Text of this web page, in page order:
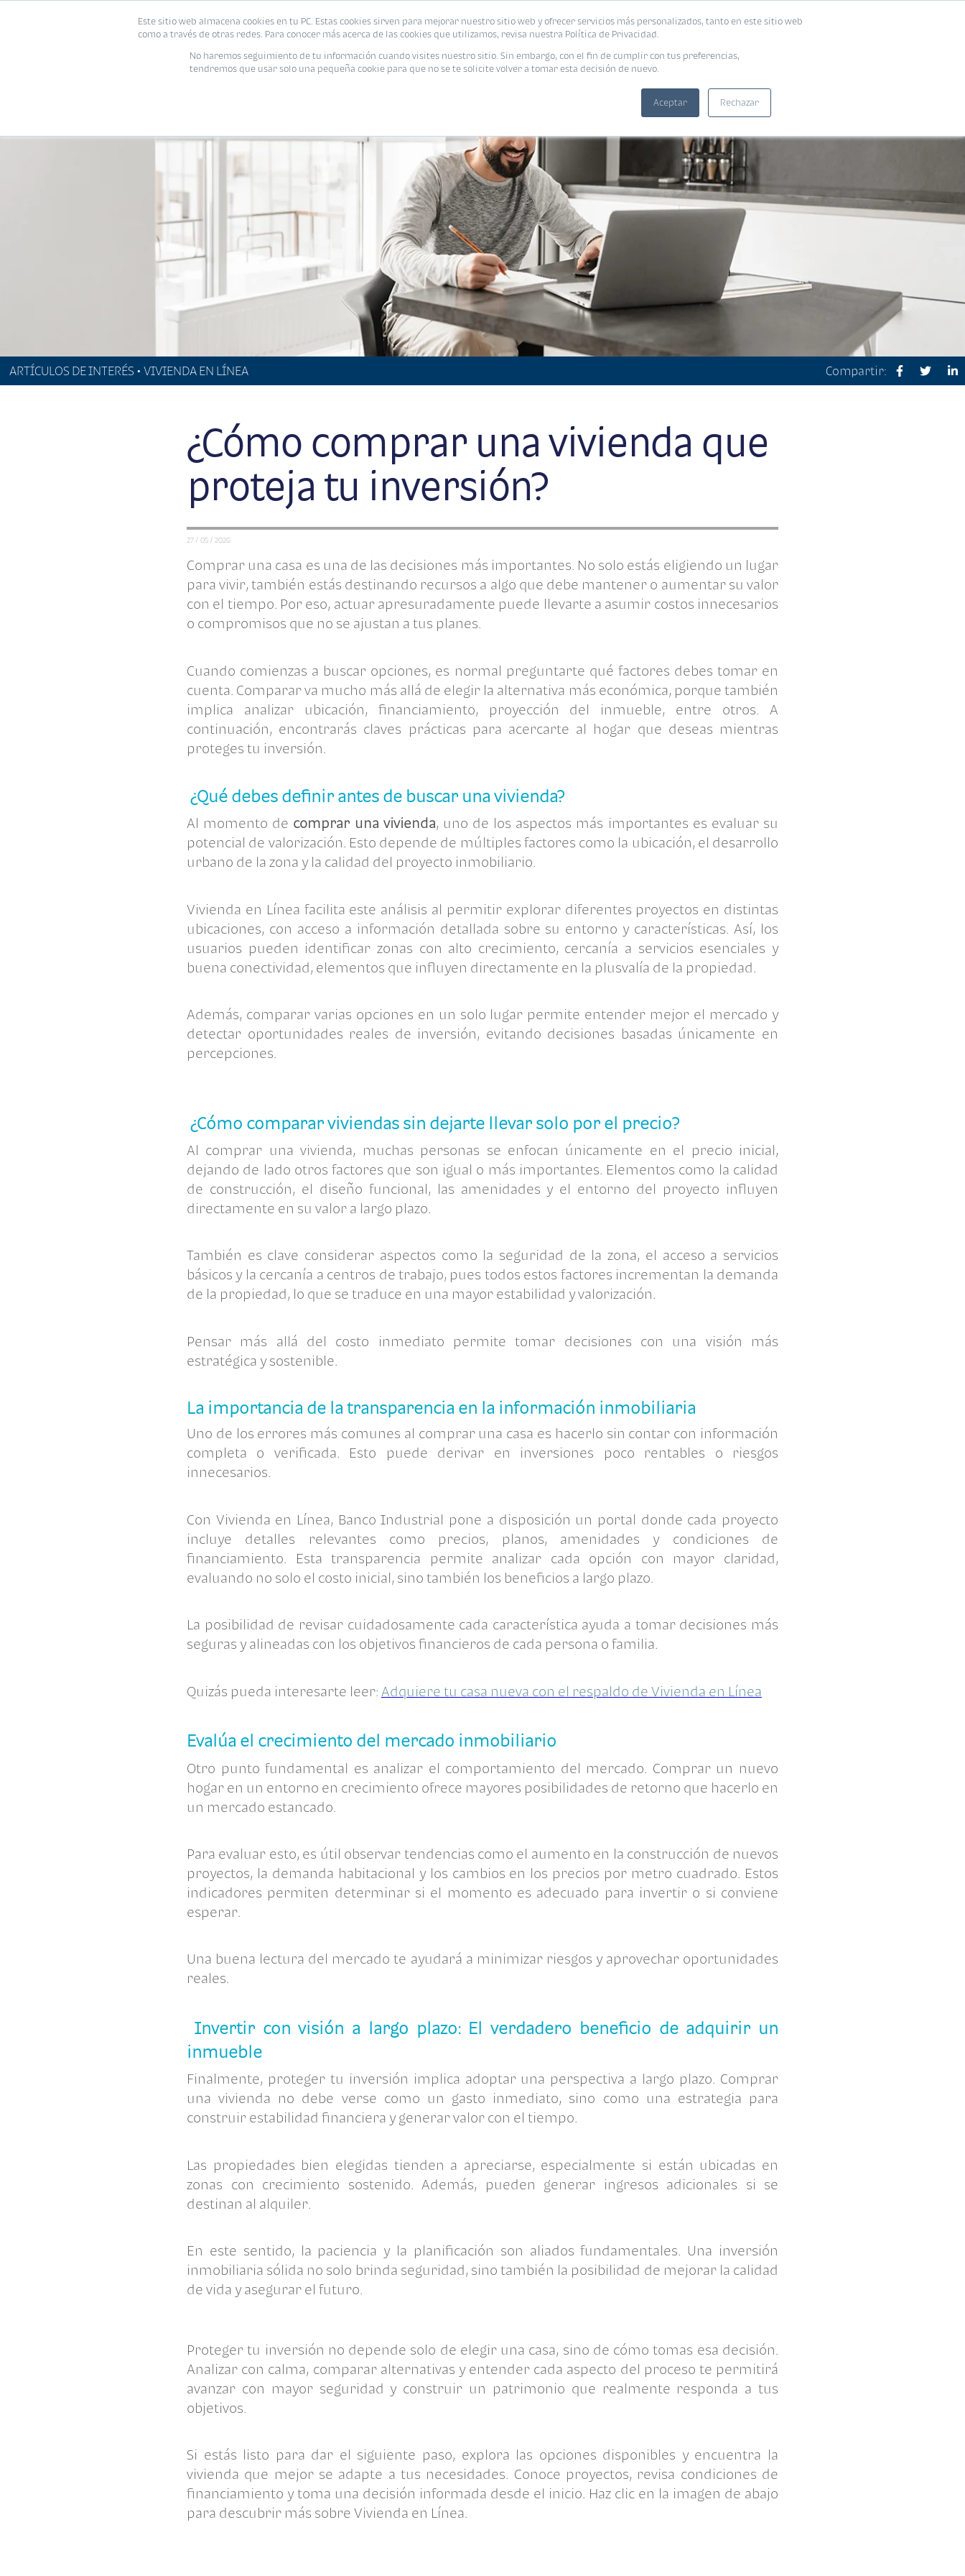
Este sitio web almacena cookies en tu PC. Estas cookies sirven para mejorar nuestro sitio web y ofrecer servicios más personalizados, tanto en este sitio web
como a través de otras redes. Para conocer más acerca de las cookies que utilizamos, revisa nuestra Política de Privacidad.
No haremos seguimiento de tu información cuando visites nuestro sitio. Sin embargo, con el fin de cumplir con tus preferencias,
tendremos que usar solo una pequeña cookie para que no se te solicite volver a tomar esta decisión de nuevo.
Aceptar Rechazar
PROMOCIONES CALCULADORAS EBOOKS
ARTÍCULOS DE INTERÉS • VIVIENDA EN LÍNEA Compartir:
¿Cómo comprar una vivienda que
proteja tu inversión?
27 / 05 / 2026
Comprar una casa es una de las decisiones más importantes. No solo estás eligiendo un lugar
para vivir, también estás destinando recursos a algo que debe mantener o aumentar su valor
con el tiempo. Por eso, actuar apresuradamente puede llevarte a asumir costos innecesarios
o compromisos que no se ajustan a tus planes.
Cuando comienzas a buscar opciones, es normal preguntarte qué factores debes tomar en
cuenta. Comparar va mucho más allá de elegir la alternativa más económica, porque también
implica analizar ubicación, financiamiento, proyección del inmueble, entre otros. A
continuación, encontrarás claves prácticas para acercarte al hogar que deseas mientras
proteges tu inversión.
¿Qué debes definir antes de buscar una vivienda?
Al momento de comprar una vivienda, uno de los aspectos más importantes es evaluar su
potencial de valorización. Esto depende de múltiples factores como la ubicación, el desarrollo
urbano de la zona y la calidad del proyecto inmobiliario.
Vivienda en Línea facilita este análisis al permitir explorar diferentes proyectos en distintas
ubicaciones, con acceso a información detallada sobre su entorno y características. Así, los
usuarios pueden identificar zonas con alto crecimiento, cercanía a servicios esenciales y
buena conectividad, elementos que influyen directamente en la plusvalía de la propiedad.
Además, comparar varias opciones en un solo lugar permite entender mejor el mercado y
detectar oportunidades reales de inversión, evitando decisiones basadas únicamente en
percepciones.
¿Cómo comparar viviendas sin dejarte llevar solo por el precio?
Al comprar una vivienda, muchas personas se enfocan únicamente en el precio inicial,
dejando de lado otros factores que son igual o más importantes. Elementos como la calidad
de construcción, el diseño funcional, las amenidades y el entorno del proyecto influyen
directamente en su valor a largo plazo.
También es clave considerar aspectos como la seguridad de la zona, el acceso a servicios
básicos y la cercanía a centros de trabajo, pues todos estos factores incrementan la demanda
de la propiedad, lo que se traduce en una mayor estabilidad y valorización.
Pensar más allá del costo inmediato permite tomar decisiones con una visión más
estratégica y sostenible.
La importancia de la transparencia en la información inmobiliaria
Uno de los errores más comunes al comprar una casa es hacerlo sin contar con información
completa o verificada. Esto puede derivar en inversiones poco rentables o riesgos
innecesarios.
Con Vivienda en Línea, Banco Industrial pone a disposición un portal donde cada proyecto
incluye detalles relevantes como precios, planos, amenidades y condiciones de
financiamiento. Esta transparencia permite analizar cada opción con mayor claridad,
evaluando no solo el costo inicial, sino también los beneficios a largo plazo.
La posibilidad de revisar cuidadosamente cada característica ayuda a tomar decisiones más
seguras y alineadas con los objetivos financieros de cada persona o familia.
Quizás pueda interesarte leer: Adquiere tu casa nueva con el respaldo de Vivienda en Línea
Evalúa el crecimiento del mercado inmobiliario
Otro punto fundamental es analizar el comportamiento del mercado. Comprar un nuevo
hogar en un entorno en crecimiento ofrece mayores posibilidades de retorno que hacerlo en
un mercado estancado.
Para evaluar esto, es útil observar tendencias como el aumento en la construcción de nuevos
proyectos, la demanda habitacional y los cambios en los precios por metro cuadrado. Estos
indicadores permiten determinar si el momento es adecuado para invertir o si conviene
esperar.
Una buena lectura del mercado te ayudará a minimizar riesgos y aprovechar oportunidades
reales.
Invertir con visión a largo plazo: El verdadero beneficio de adquirir un
inmueble
Finalmente, proteger tu inversión implica adoptar una perspectiva a largo plazo. Comprar
una vivienda no debe verse como un gasto inmediato, sino como una estrategia para
construir estabilidad financiera y generar valor con el tiempo.
Las propiedades bien elegidas tienden a apreciarse, especialmente si están ubicadas en
zonas con crecimiento sostenido. Además, pueden generar ingresos adicionales si se
destinan al alquiler.
En este sentido, la paciencia y la planificación son aliados fundamentales. Una inversión
inmobiliaria sólida no solo brinda seguridad, sino también la posibilidad de mejorar la calidad
de vida y asegurar el futuro.
Proteger tu inversión no depende solo de elegir una casa, sino de cómo tomas esa decisión.
Analizar con calma, comparar alternativas y entender cada aspecto del proceso te permitirá
avanzar con mayor seguridad y construir un patrimonio que realmente responda a tus
objetivos.
Si estás listo para dar el siguiente paso, explora las opciones disponibles y encuentra la
vivienda que mejor se adapte a tus necesidades. Conoce proyectos, revisa condiciones de
financiamiento y toma una decisión informada desde el inicio. Haz clic en la imagen de abajo
para descubrir más sobre Vivienda en Línea.